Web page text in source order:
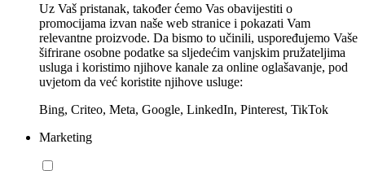
Uz Vaš pristanak, također ćemo Vas obavijestiti o
promocijama izvan naše web stranice i pokazati Vam
relevantne proizvode. Da bismo to učinili, uspoređujemo Vaše
šifrirane osobne podatke sa sljedećim vanjskim pružateljima
usluga i koristimo njihove kanale za online oglašavanje, pod
uvjetom da već koristite njihove usluge:
Bing, Criteo, Meta, Google, LinkedIn, Pinterest, TikTok
Marketing